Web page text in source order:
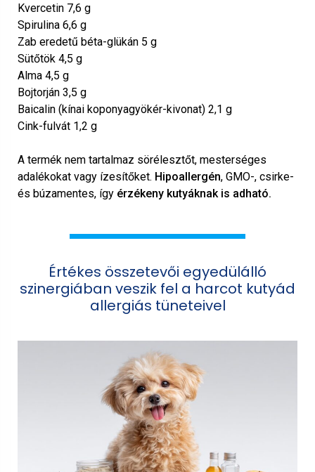
Kvercetin 7,6 g
Spirulina 6,6 g
Zab eredetű béta-glükán 5 g
Sütőtök 4,5 g
Alma 4,5 g
Bojtorján 3,5 g
Baicalin (kínai koponyagyökér-kivonat) 2,1 g
Cink-fulvát 1,2 g
A termék nem tartalmaz sörélesztőt, mesterséges
adalékokat vagy ízesítőket. Hipoallergén, GMO-, csirke-
és búzamentes, így érzékeny kutyáknak is adható.
Értékes összetevői egyedülálló
szinergiában veszik fel a harcot kutyád
allergiás tüneteivel